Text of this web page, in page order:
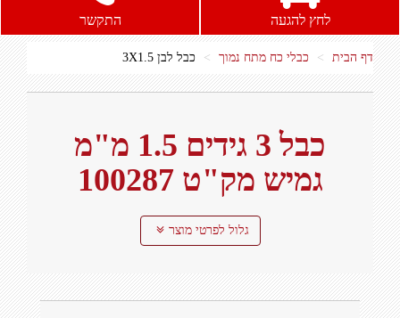
לחץ להגעה התקשר
דף הבית כבלי כח מתח נמוך כבל לבן 3X1.5
כבל 3 גידים 1.5 מ"מ
גמיש מק"ט 100287
גלול לפרטי מוצר